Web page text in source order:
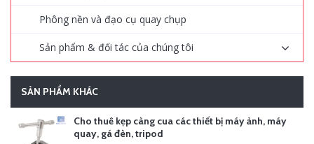
Phông nền và đạo cụ quay chụp
Sản phẩm & đối tác của chúng tôi
SẢN PHẨM KHÁC
Cho thuê kẹp càng cua các thiết bị máy ảnh, máy
quay, gá đèn, tripod